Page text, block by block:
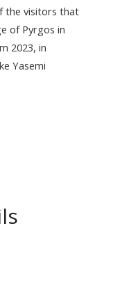
the visitors that
of Pyrgos in
2023, in
Yasemi